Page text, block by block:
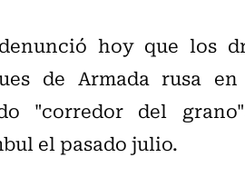
hoy que los
de Armada rusa
"corredor del
el pasado julio.